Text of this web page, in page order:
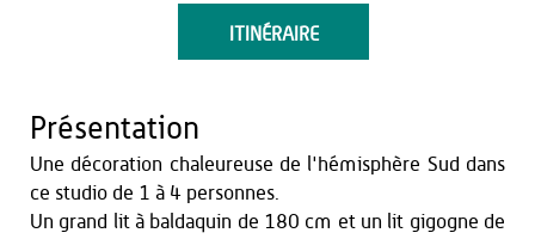
ITINÉRAIRE
Présentation
Une décoration chaleureuse de l'hémisphère Sud dans
ce studio de 1 à 4 personnes.
Un grand lit à baldaquin de 180 cm et un lit gigogne de